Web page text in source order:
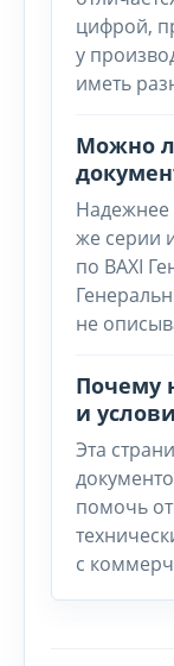
цифрой,
у
иметь
Можно
Надежнее
же серии
по BAXI
не
Почему
и
Эта
помочь
с